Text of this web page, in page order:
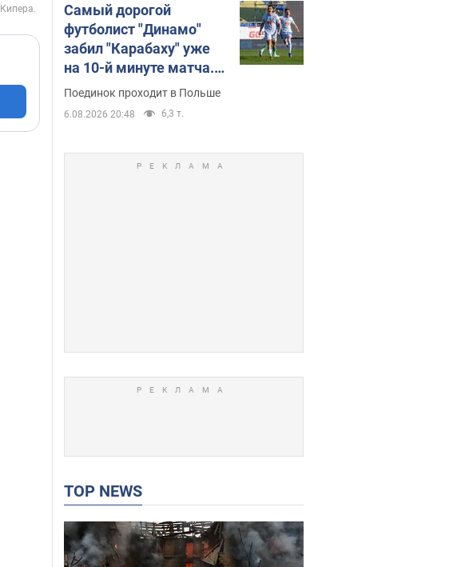
Самый дорогой
футболист "Динамо"
забил "Карабаху" уже
на 10-й минуте матча.
Видео
Поединок проходит в Польше
6.08.2026 20:48 6,3 т.
TOP NEWS